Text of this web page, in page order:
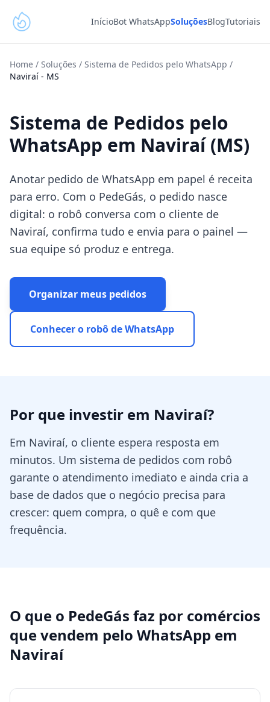
InícioBot WhatsAppSoluçõesBlogTutoriais
Home / Soluções / Sistema de Pedidos pelo WhatsApp /
Naviraí - MS
Sistema de Pedidos pelo
WhatsApp em Naviraí (MS)
Anotar pedido de WhatsApp em papel é receita
para erro. Com o PedeGás, o pedido nasce
digital: o robô conversa com o cliente de
Naviraí, confirma tudo e envia para o painel —
sua equipe só produz e entrega.
Organizar meus pedidos
Conhecer o robô de WhatsApp
Por que investir em Naviraí?
Em Naviraí, o cliente espera resposta em
minutos. Um sistema de pedidos com robô
garante o atendimento imediato e ainda cria a
base de dados que o negócio precisa para
crescer: quem compra, o quê e com que
frequência.
O que o PedeGás faz por comércios
que vendem pelo WhatsApp em
Naviraí